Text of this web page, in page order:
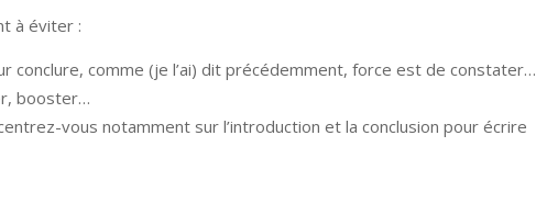
à éviter :
conclure, comme (je l’ai) dit précédemment, force est de constater…
booster…
vous notamment sur l’introduction et la conclusion pour écrire